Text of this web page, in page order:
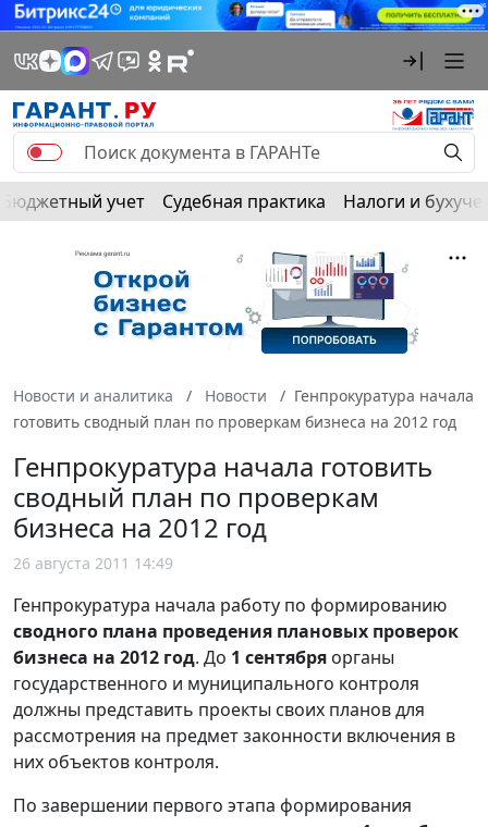
Бюджетный учет Судебная практика Налоги и
Новости и аналитика Новости
Генпрокуратура начала
готовить сводный план по проверкам бизнеса на 2012 год
Генпрокуратура начала готовить
сводный план по проверкам
бизнеса на 2012 год
26 августа 2011 14:49
Генпрокуратура начала работу по формированию
сводного плана проведения плановых проверок
бизнеса на 2012 год. До 1 сентября органы
государственного и муниципального контроля
должны представить проекты своих планов для
рассмотрения на предмет законности включения в
них объектов контроля.
По завершении первого этапа формирования